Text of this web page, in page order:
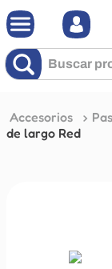
Buscar productos...
Accesorios
de largo Red